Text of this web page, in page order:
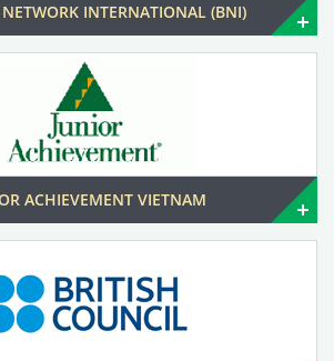
NETWORK INTERNATIONAL (BNI)
ACHIEVEMENT VIETNAM